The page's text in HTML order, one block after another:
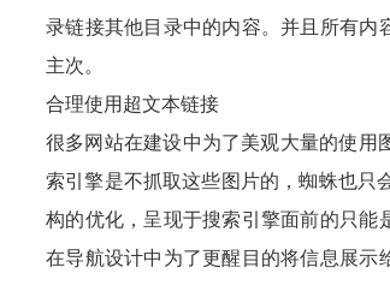
录链接其他目录中的内容。并且所有内
主次。
合理使用超文本链接
很多网站在建设中为了美观大量的使用
索引擎是不抓取这些图片的，蜘蛛也只
构的优化，呈现于搜索引擎面前的只能
在导航设计中为了更醒目的将信息展示